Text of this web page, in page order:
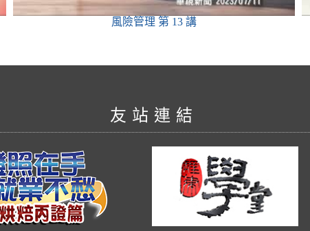
風險管理 第 13 講
友站連結